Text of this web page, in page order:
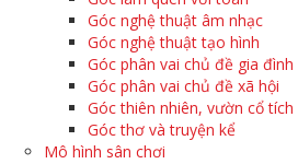
Góc nghệ thuật âm nhạc
Góc nghệ thuật tạo hình
Góc phân vai chủ đề gia đình
Góc phân vai chủ đề xã hội
Góc thiên nhiên, vườn cổ tích
Góc thơ và truyện kể
Mô hình sân chơi